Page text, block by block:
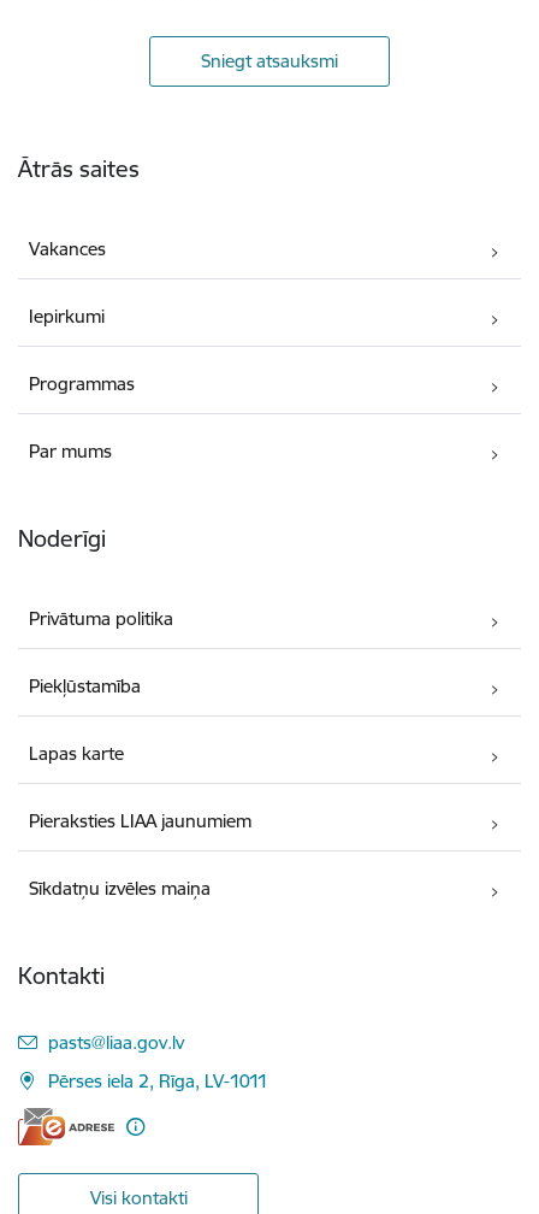
Sniegt atsauksmi
Ātrās saites
Vakances
Iepirkumi
Programmas
Par mums
Noderīgi
Privātuma politika
Piekļūstamība
Lapas karte
Pieraksties LIAA jaunumiem
Sīkdatņu izvēles maiņa
Kontakti
E-pasts:
pasts@liaa.gov.lv
Pērses iela 2, Rīga, LV-1011
Visi kontakti